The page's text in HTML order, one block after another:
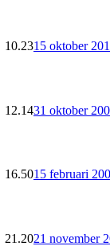
10.2315 oktober
12.1431 oktober
16.5015 februari
21.2021 november